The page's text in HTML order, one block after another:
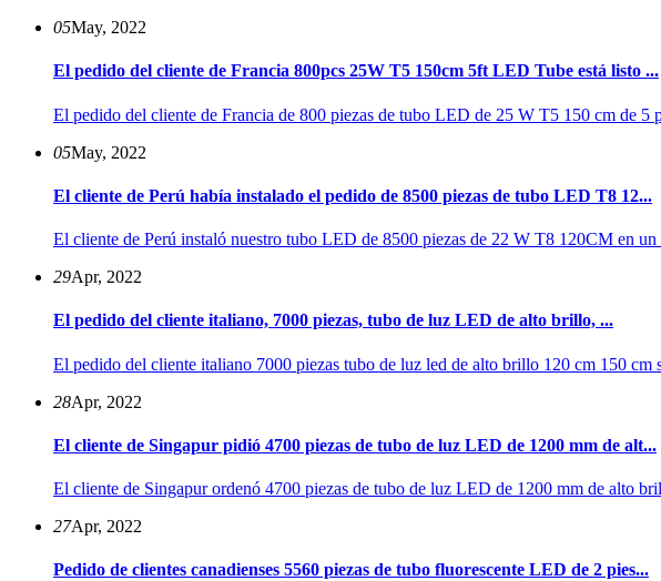
05May, 2022
El pedido del cliente de Francia 800pcs 25W T5 150cm 5ft LED Tube está listo ...
El pedido del cliente de Francia de 800 piezas de tubo LED de 25 W T5 150 cm de
05May, 2022
El cliente de Perú había instalado el pedido de 8500 piezas de tubo LED T8 12...
El cliente de Perú instaló nuestro tubo LED de 8500 piezas de 22 W T8 120CM en
29Apr, 2022
El pedido del cliente italiano, 7000 piezas, tubo de luz LED de alto brillo, ...
El pedido del cliente italiano 7000 piezas tubo de luz led de alto brillo 120 cm 150 cm
28Apr, 2022
El cliente de Singapur pidió 4700 piezas de tubo de luz LED de 1200 mm de alt...
El cliente de Singapur ordenó 4700 piezas de tubo de luz LED de 1200 mm de alto
27Apr, 2022
Pedido de clientes canadienses 5560 piezas de tubo fluorescente LED de 2 pies...